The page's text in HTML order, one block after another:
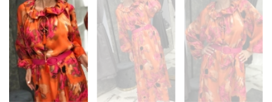
рокля
оранжев
акварел
рокля
оранжев
акварел
рокля
оранжев
акварел
рокля
оранжев
акварел
рокля
оранжев
акварел
рокля
оранжев
акварел
рокля
оранжев
акварел
рокля
оранжев
акварел